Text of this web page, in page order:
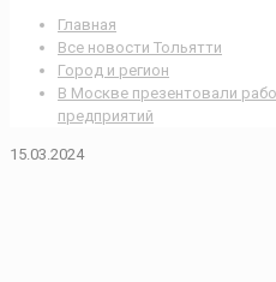
Главная
Все новости Тольятти
Город и регион
В Москве презентовали
предприятий
15.03.2024